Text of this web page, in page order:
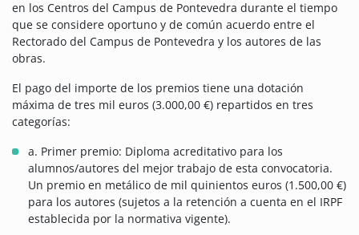
en los Centros del Campus de Pontevedra durante el tiempo
que se considere oportuno y de común acuerdo entre el
Rectorado del Campus de Pontevedra y los autores de las
obras.
El pago del importe de los premios tiene una dotación
máxima de tres mil euros (3.000,00 €) repartidos en tres
categorías:
a. Primer premio: Diploma acreditativo para los
alumnos/autores del mejor trabajo de esta convocatoria.
Un premio en metálico de mil quinientos euros (1.500,00 €)
para los autores (sujetos a la retención a cuenta en el IRPF
establecida por la normativa vigente).